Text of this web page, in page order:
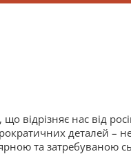
відрізняє нас від
деталей –
та затребуваною